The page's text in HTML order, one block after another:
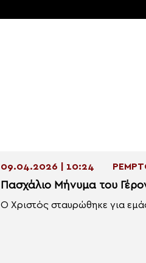
09.04.2026 | 10:24
Πασχάλιο Μήνυμα του
Ο Χριστός σταυρώθηκε για